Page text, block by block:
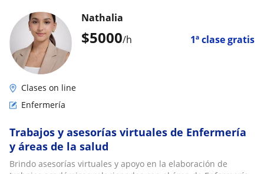
$5000/h 1ª clase gratis
Nathalia
Clases on line
Enfermería
Trabajos y asesorías virtuales de Enfermería
y áreas de la salud
Brindo asesorías virtuales y apoyo en la elaboración de